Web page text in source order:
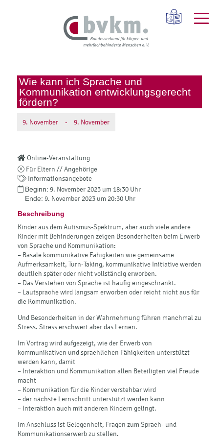
Wie kann ich Sprache und
Kommunikation entwicklungsgerecht
fördern?
9. November - 9. November
Online-Veranstaltung
Für Eltern // Angehörige
Informationsangebote
Beginn: 9. November 2023 um 18:30 Uhr
Ende: 9. November 2023 um 20:30 Uhr
Beschreibung
Kinder aus dem Autismus-Spektrum, aber auch viele andere
Kinder mit Behinderungen zeigen Besonderheiten beim Erwerb
von Sprache und Kommunikation:
– Basale kommunikative Fähigkeiten wie gemeinsame
Aufmerksamkeit, Turn-Taking, kommunikative Initiative werden
deutlich später oder nicht vollständig erworben.
– Das Verstehen von Sprache ist häufig eingeschränkt.
– Lautsprache wird langsam erworben oder reicht nicht aus für
die Kommunikation.
Und Besonderheiten in der Wahrnehmung führen manchmal zu
Stress. Stress erschwert aber das Lernen.
Im Vortrag wird aufgezeigt, wie der Erwerb von
kommunikativen und sprachlichen Fähigkeiten unterstützt
werden kann, damit
– Interaktion und Kommunikation allen Beteiligten viel Freude
macht
– Kommunikation für die Kinder verstehbar wird
– der nächste Lernschritt unterstützt werden kann
– Interaktion auch mit anderen Kindern gelingt.
Im Anschluss ist Gelegenheit, Fragen zum Sprach- und
Kommunikationserwerb zu stellen.